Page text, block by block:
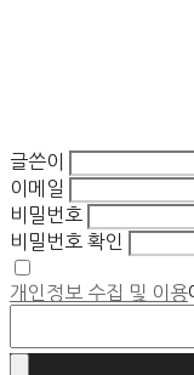
글쓴이
이메일
비밀번호
비밀번호 확인
개인정보 수집 및 이용